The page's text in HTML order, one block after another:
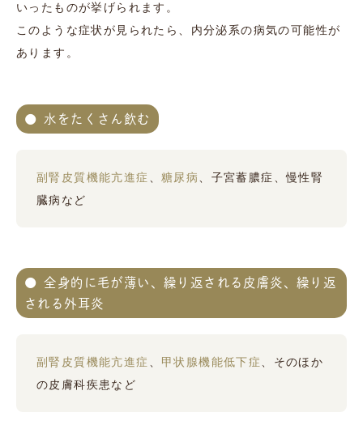
いったものが挙げられます。
このような症状が見られたら、内分泌系の病気の可能性が
あります。
水をたくさん飲む
副腎皮質機能亢進症 、糖尿病
、子宮蓄膿症、慢性腎
臓病など
全身的に毛が薄い、繰り返される皮膚炎、繰り返
される外耳炎
副腎皮質機能亢進症 甲状腺機能低下症
、そのほか
の皮膚科疾患など